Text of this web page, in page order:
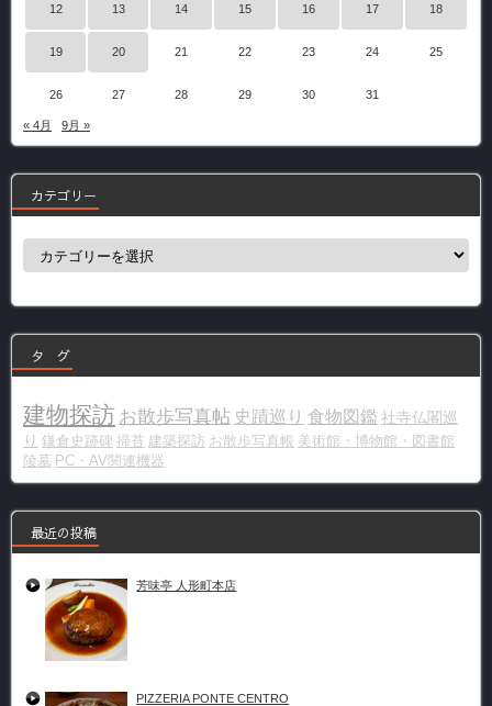
12 13 14 15 16 17 18
19 20 21 22 23 24 25
26 27 28 29 30 31
« 4月 9月 »
カテゴリー
カ
ー
タ グ
建物探訪 お散歩写真帖 史蹟巡り 食物図鑑 社寺仏閣巡
り 鎌倉史跡碑 掃苔 建築探訪 お散歩写真帳 美術館・博物館・図書館
陵墓 PC・AV関連機器
最近の投稿
芳味亭 人形町本店
PIZZERIA PONTE CENTRO